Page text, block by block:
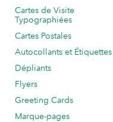
Cartes de Visite
Typographiées
Cartes Postales
Autocollants et Étiquettes
Dépliants
Flyers
Greeting Cards
Marque-pages